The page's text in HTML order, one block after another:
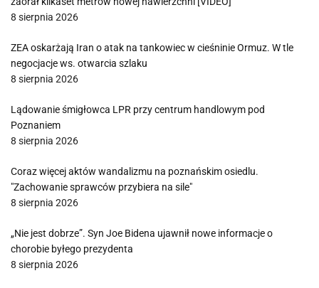
8 sierpnia 2026
ZEA oskarżają Iran o atak na tankowiec w cieśninie Ormuz. W tle
negocjacje ws. otwarcia szlaku
8 sierpnia 2026
Lądowanie śmigłowca LPR przy centrum handlowym pod
Poznaniem
8 sierpnia 2026
Coraz więcej aktów wandalizmu na poznańskim osiedlu.
"Zachowanie sprawców przybiera na sile"
8 sierpnia 2026
„Nie jest dobrze”. Syn Joe Bidena ujawnił nowe informacje o
chorobie byłego prezydenta
8 sierpnia 2026